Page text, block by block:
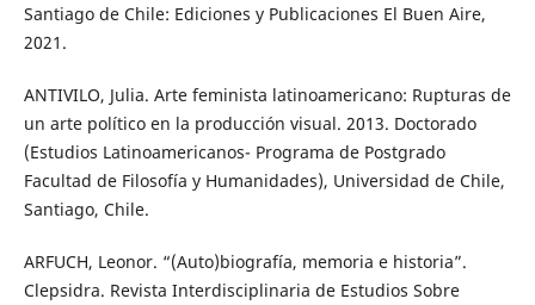
Santiago de Chile: Ediciones y Publicaciones El Buen Aire,
2021.
ANTIVILO, Julia. Arte feminista latinoamericano: Rupturas de
un arte político en la producción visual. 2013. Doctorado
(Estudios Latinoamericanos- Programa de Postgrado
Facultad de Filosofía y Humanidades), Universidad de Chile,
Santiago, Chile.
ARFUCH, Leonor. “(Auto)biografía, memoria e historia”.
Clepsidra. Revista Interdisciplinaria de Estudios Sobre